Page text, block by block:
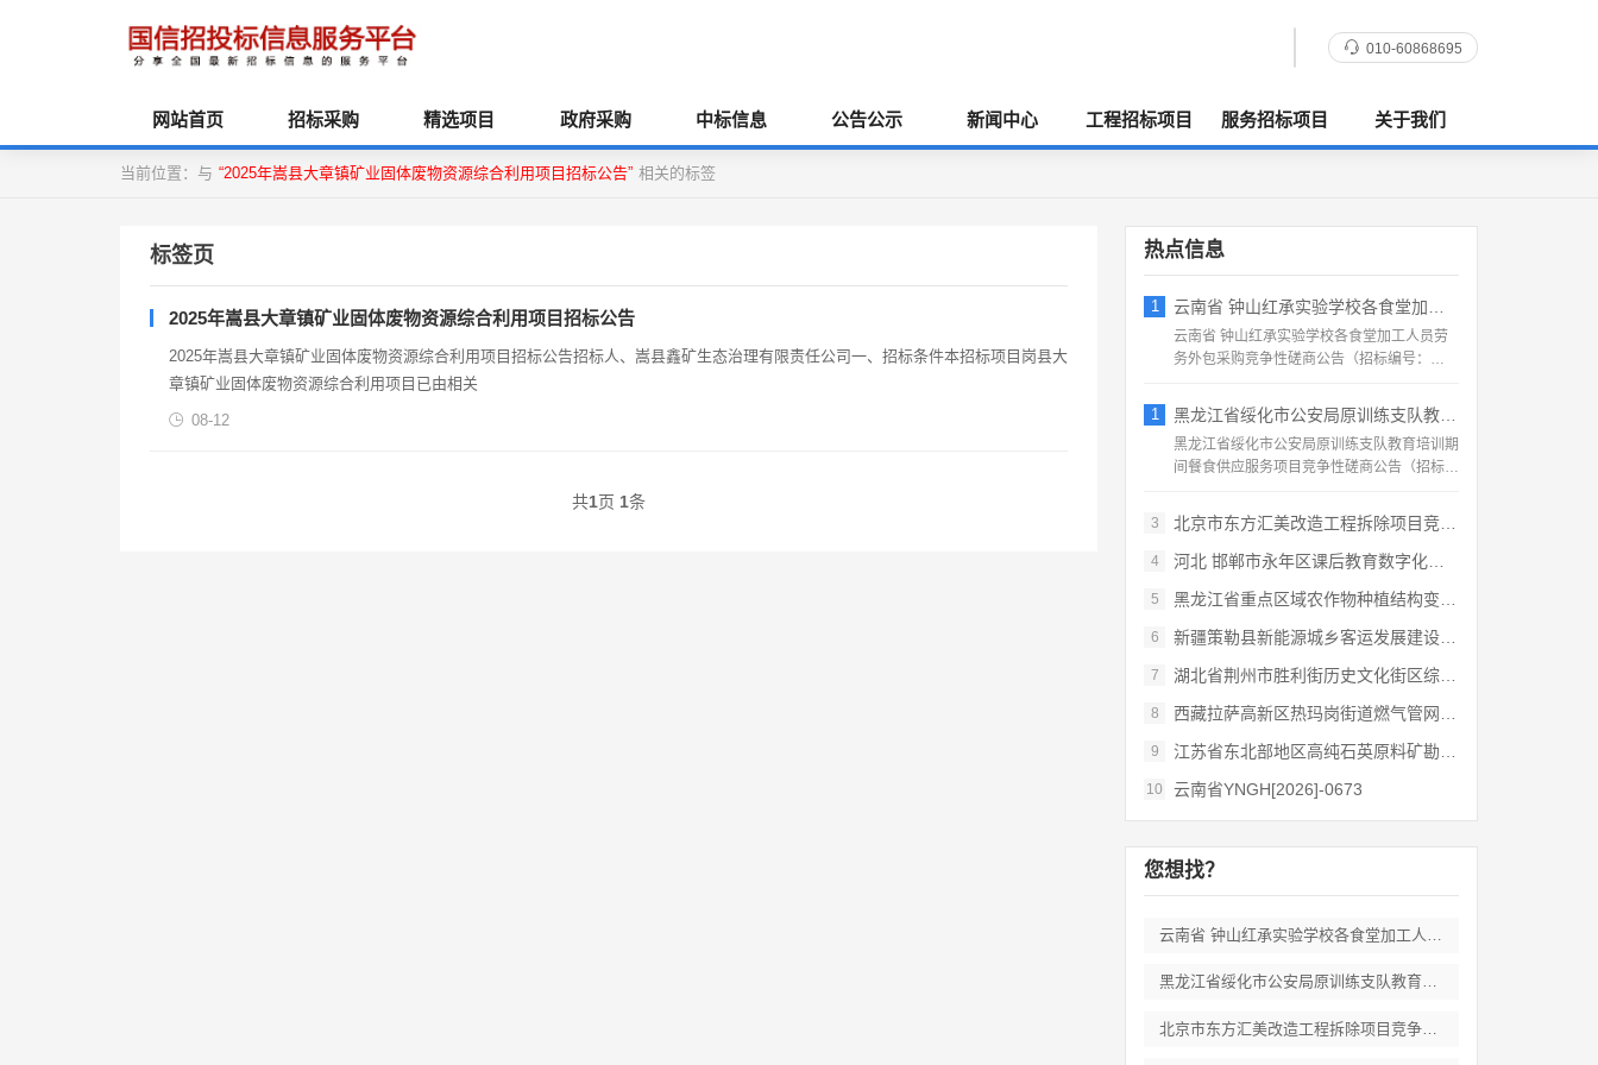
010-60868695
网站首页 招标采购 精选项目 政府采购 中标信息 公告公示 新闻中心 工程招标项目 服务招标项目 关于我们
当前位置：与 “2025年嵩县大章镇矿业固体废物资源综合利用项目招标公告” 相关的标签
标签页
2025年嵩县大章镇矿业固体废物资源综合利用项目招标公告
2025年嵩县大章镇矿业固体废物资源综合利用项目招标公告招标人、嵩县鑫矿生态治理有限责任公司一、招标条件本招标项目岗县大
章镇矿业固体废物资源综合利用项目已由相关
08-12
共1页 1条
热点信息
1 云南省 钟山红承实验学校各食堂加工人员劳
云南省 钟山红承实验学校各食堂加工人员劳
务外包采购竞争性磋商公告（招标编号：
1 黑龙江省绥化市公安局原训练支队教育培训期
黑龙江省绥化市公安局原训练支队教育培训期
间餐食供应服务项目竞争性磋商公告（招标编
3
北京市东方汇美改造工程拆除项目竞争性磋商
4 河北 邯郸市永年区课后教育数字化管理平台
5 黑龙江省重点区域农作物种植结构变化遥感
6 新疆策勒县新能源城乡客运发展建设项目
7 湖北省荆州市胜利街历史文化街区综合开发和
8 西藏拉萨高新区热玛岗街道燃气管网全覆盖延
9 江苏省东北部地区高纯石英原料矿勘查岩心钻
10 云南省YNGH[2026]-0673
您想找？
云南省 钟山红承实验学校各食堂加工人员劳
黑龙江省绥化市公安局原训练支队教育培训期